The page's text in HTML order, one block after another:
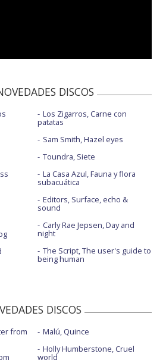
DISCOS
Los Zigarros, Carne con
patatas
Sam Smith, Hazel eyes
Toundra, Siete
La Casa Azul, Fauna y flora
subacuática
Editors, Surface, echo &
sound
Carly Rae Jepsen, Day and
night
The Script, The user's guide to
being human
DISCOS
from
Malú, Quince
Holly Humberstone, Cruel
world